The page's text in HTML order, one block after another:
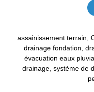
assainissement terrain
drainage fondation
évacuation eaux
drainage système de